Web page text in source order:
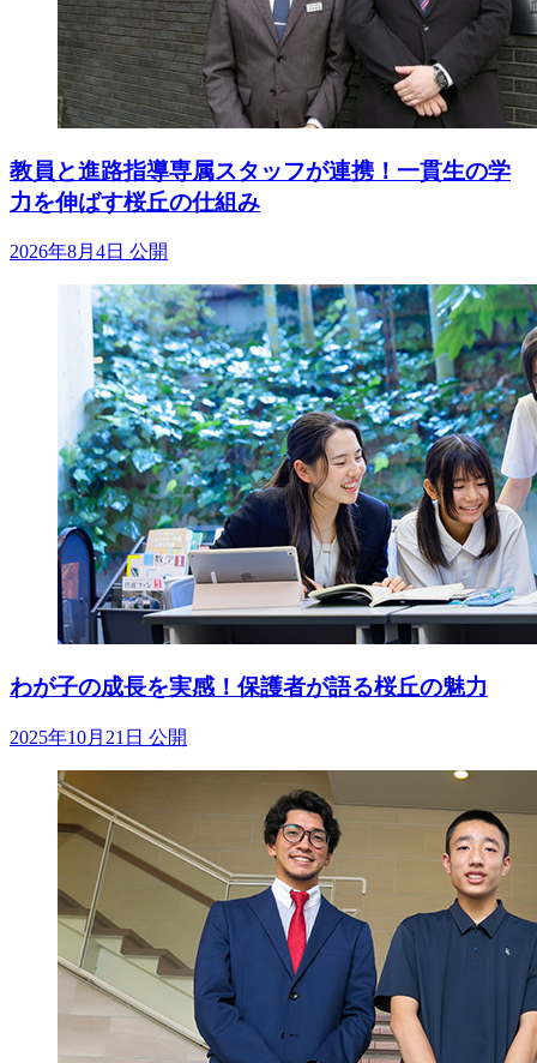
教員と進路指導専属スタッフが連携！一貫生の学
力を伸ばす桜丘の仕組み
2026年8月4日 公開
わが子の成長を実感！保護者が語る桜丘の魅力
2025年10月21日 公開